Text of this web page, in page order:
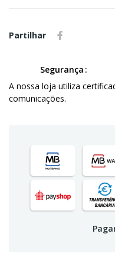
Partilhar
Segurança
A nossa loja utiliza
comunicações.